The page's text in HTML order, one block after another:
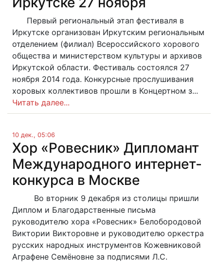
Первый региональный этап фестиваля в
Иркутске организован Иркутским региональным
отделением (филиал) Всероссийского хорового
общества и министерством культуры и архивов
Иркутской области. Фестиваль состоялся 27
ноября 2014 года. Конкурсные прослушивания
хоровых коллективов прошли в Концертном з...
Читать далее...
10 дек., 05:06
Хор «Ровесник» Дипломант
Международного интернет-
конкурса в Москве
Во вторник 9 декабря из столицы пришли
Диплом и Благодарственные письма
руководителю хора «Ровесник» Белобородовой
Виктории Викторовне и руководителю оркестра
русских народных инструментов Кожевниковой
Аграфене Семёновне за подписями Л.С.